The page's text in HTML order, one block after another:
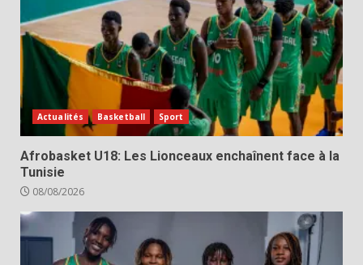
Actualités Basketball Sport
Afrobasket U18: Les Lionceaux enchaînent face à la
Tunisie
08/08/2026